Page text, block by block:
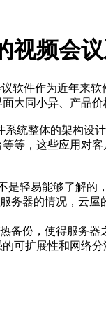
视频会
软件作为近年来软
大同小异、产品
统整体的架构设
等，这些应用对
轻易能够了解的
务器的情况，云
备份，使得服务
可扩展性和网络